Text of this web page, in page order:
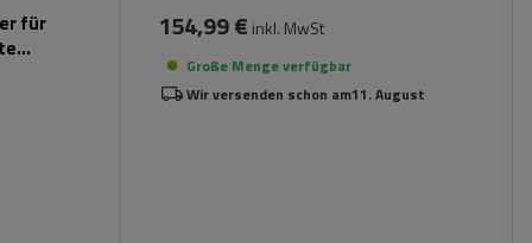
für
154,99 € inkl. MwSt
Große Menge verfügbar
Wir versenden schon am11. August